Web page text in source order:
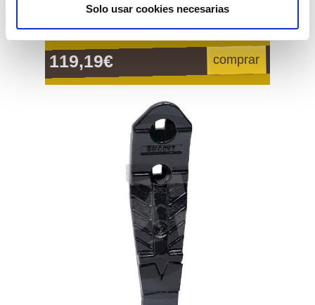
Solo usar cookies necesarias
119,19€ comprar